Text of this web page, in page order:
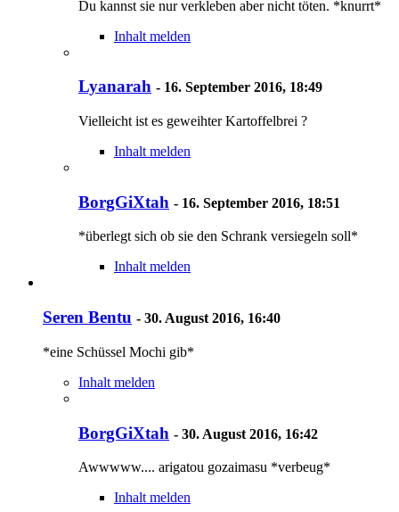
Du kannst sie nur verkleben aber nicht töten. *knurrt*
Inhalt melden
Lyanarah - 16. September 2016, 18:49
Vielleicht ist es geweihter Kartoffelbrei ?
Inhalt melden
BorgGiXtah - 16. September 2016, 18:51
*überlegt sich ob sie den Schrank versiegeln soll*
Inhalt melden
Seren Bentu - 30. August 2016, 16:40
*eine Schüssel Mochi gib*
Inhalt melden
BorgGiXtah - 30. August 2016, 16:42
Awwwww.... arigatou gozaimasu *verbeug*
Inhalt melden